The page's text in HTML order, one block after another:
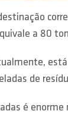
a 80
de
é